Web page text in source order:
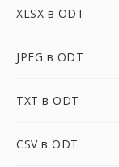
XLSX в ODT
JPEG в ODT
TXT в ODT
CSV в ODT